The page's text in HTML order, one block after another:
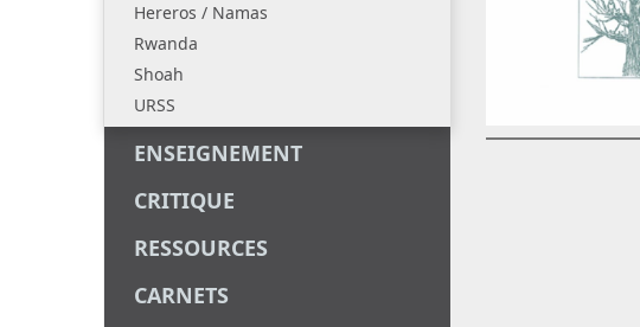
Hereros / Namas
Rwanda
Shoah
URSS
ENSEIGNEMENT
CRITIQUE
RESSOURCES
CARNETS